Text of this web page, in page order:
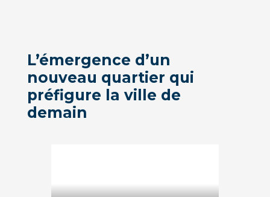
L’émergence d’un
nouveau quartier qui
préfigure la ville de
demain